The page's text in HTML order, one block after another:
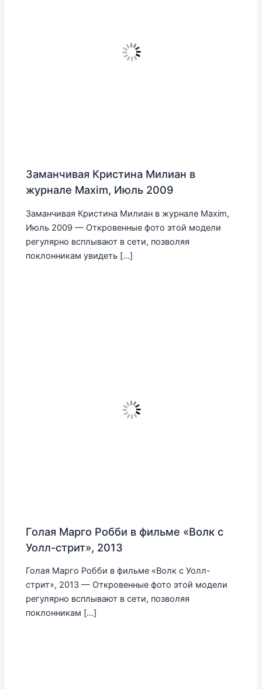
Заманчивая Кристина Милиан в
журнале Maxim, Июль 2009
Заманчивая Кристина Милиан в журнале Maxim,
Июль 2009 — Откровенные фото этой модели
регулярно всплывают в сети, позволяя
поклонникам увидеть […]
Голая Марго Робби в фильме «Волк с
Уолл-стрит», 2013
Голая Марго Робби в фильме «Волк с Уолл-
стрит», 2013 — Откровенные фото этой модели
регулярно всплывают в сети, позволяя
поклонникам […]